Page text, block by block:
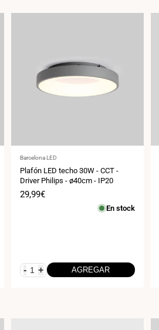
Proveedor:
Barcelona LED
Plafón LED techo 30W - CCT -
Driver Philips - ø40cm - IP20
Precio
29,99€
En stock
- + AGREGAR